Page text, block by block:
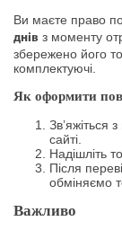
Ви маєте право
днів з моменту
збережено його
комплектуючі.
Як оформити
Зв’яжіться
сайті.
Надішліть
Після
обміняємо
Важливо